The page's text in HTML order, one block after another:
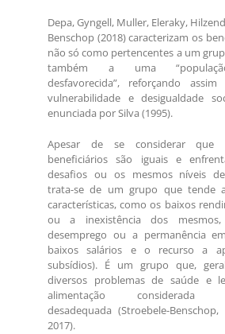
Depa, Gyngell, Muller, Eleraky,
Benschop (2018) caracterizam os
não só como pertencentes a um
também a uma
desfavorecida”, reforçando
vulnerabilidade e desigualdade
enunciada por Silva (1995).
Apesar de se considerar
beneficiários são iguais e
desafios ou os mesmos níveis
trata-se de um grupo que tende
características, como os baixos
ou a inexistência dos
desemprego ou a permanência
baixos salários e o recurso a
subsídios). É um grupo que,
diversos problemas de saúde e
alimentação considerada
desadequada (Stroebele-
2017).